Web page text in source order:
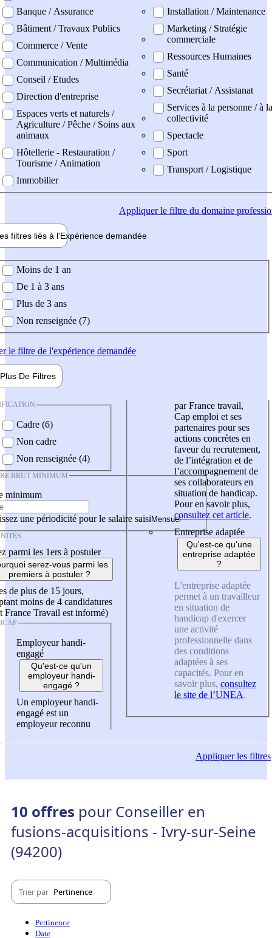
Banque / Assurance
Bâtiment / Travaux Publics
Commerce / Vente
Communication / Multimédia
Conseil / Etudes
Direction d'entreprise
Espaces verts et naturels /
Agriculture / Pêche / Soins aux
animaux
Hôtellerie - Restauration /
Tourisme / Animation
Immobilier
Installation / Maintenance
Marketing / Stratégie
commerciale
Ressources Humaines
Santé
Secrétariat / Assistanat
Services à la personne / à la
collectivité
Spectacle
Sport
Transport / Logistique
Appliquerle filtre du domaine
filtres liés à l'Expérience demandée
demandée
Moins de 1 an
De 1 à 3 ans
Plus de 3 ans
Non renseignée (7)
le filtre de l'expérience demandée
Plus De Filtres
Cadre (6)
Non cadre
Non renseignée (4)
BRUT MINIMUM
minimum
une périodicité pour le salaire saisi
parmi les 1ers à postuler
serez-vous parmi les
premiers à postuler ?
de plus de 15 jours,
moins de 4 candidatures
France Travail est informé)
Employeur handi-
engagé
Qu'est-ce qu'un
employeur handi-
engagé ?
Un employeur handi-
engagé est un
employeur reconnu
par France travail,
Cap emploi et ses
partenaires pour ses
actions concrètes en
faveur du recrutement,
de l’intégration et de
l’accompagnement de
ses collaborateurs en
situation de handicap.
Pour en savoir plus,
consultez cet article.
Entreprise adaptée
Qu'est-ce qu'une
entreprise adaptée
?
L'entreprise adaptée
permet à un travailleur
en situation de
handicap d'exercer
une activité
professionnelle dans
des conditions
adaptées à ses
capacités. Pour en
savoir plus, consultez
le site de l’UNEA.
Appliquerles filtres
10 offres pour Conseiller en
fusions-acquisitions - Ivry-sur-Seine
(94200)
Trier par Pertinence
Pertinence
Date